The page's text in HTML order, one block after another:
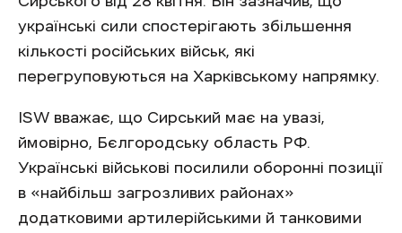
українські сили спостерігають збільшення
кількості російських військ, які
перегруповуються на Харківському напрямку.
ISW вважає, що Сирський має на увазі,
ймовірно, Бєлгородську область РФ.
Українські військові посилили оборонні позиції
в «найбільш загрозливих районах»
додатковими артилерійськими й танковими